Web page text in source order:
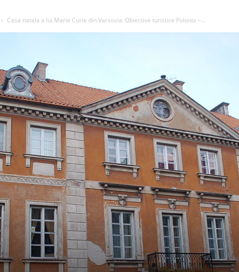
Casa natala a lui Marie Curie din Varsovia: Obiective turistice Polonia –...